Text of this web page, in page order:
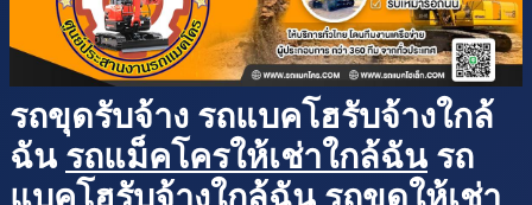
รถขุดรับจ้าง รถแบคโฮรับจ้างใกล้
ฉัน รถแม็คโครให้เช่าใกล้ฉัน รถ
แบคโฮรับจ้างใกล้ฉัน รถขุดให้เช่า